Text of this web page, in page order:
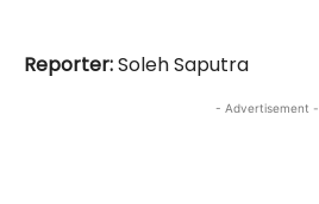
Reporter:Soleh Saputra
- Advertisement -